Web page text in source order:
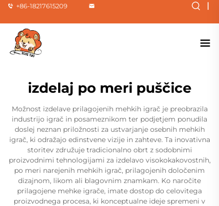
+86-18217615209 |
izdelaj po meri puščice
Možnost izdelave prilagojenih mehkih igrač je preobrazila
industrijo igrač in posameznikom ter podjetjem ponudila
doslej neznan priložnosti za ustvarjanje osebnih mehkih
igrač, ki odražajo edinstvene vizije in zahteve. Ta inovativna
storitev združuje tradicionalno obrt z sodobnimi
proizvodnimi tehnologijami za izdelavo visokokakovostnih,
po meri narejenih mehkih igrač, prilagojenih določenim
dizajnom, likom ali blagovnim znamkam. Ko naročite
prilagojene mehke igrače, imate dostop do celovitega
proizvodnega procesa, ki konceptualne ideje spremeni v